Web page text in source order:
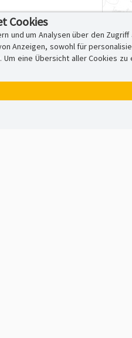
Cookies
um Analysen über den
Anzeigen, sowohl für
eine Übersicht aller Cookies